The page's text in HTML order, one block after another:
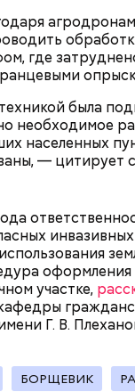
где
была
необходимое
населенных
— цитирует
участке,
Г. В.
БОРЩЕВИК
свою
и
своей
побольше
прогулку на
и
ветра